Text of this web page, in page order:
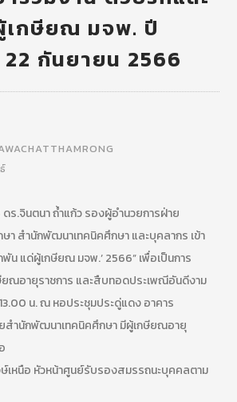
กษียณ มจพ. ปี
กันยายน 2566
ร.จินตนา ถ้ำแก้ว รองผู้อำนวยการฝ่าย
า สำนักพัฒนาเทคนิคศึกษา และบุคลากร เข้า
น แด่ผู้เกษียณ มจพ.’ 2566” เพื่อเป็นการ
ณอายุราชการ และสืบทอดประเพณีอันดีงาม
น. ณ หอประชุมประดู่แดง อาคาร
สำนักพัฒนาเทคนิคศึกษา มีผู้เกษียณอายุ
ษ์เหนือ หัวหน้าศูนย์รับรองสมรรถนะบุคคลตาม